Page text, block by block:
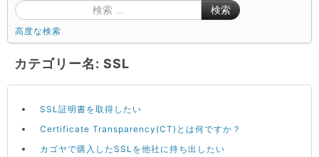
検索
高度な検索
カテゴリー名: SSL
SSL証明書を取得したい
Certificate Transparency(CT)とは何ですか？
カゴヤで購入したSSLを他社に持ち出したい